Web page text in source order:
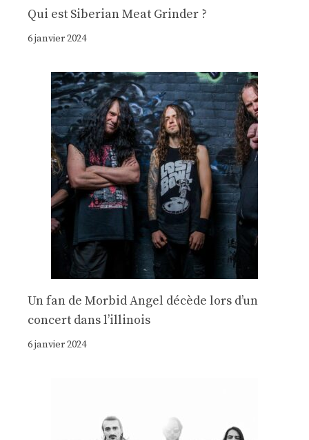
Qui est Siberian Meat Grinder ?
6 janvier 2024
Un fan de Morbid Angel décède lors d’un
concert dans l’illinois
6 janvier 2024